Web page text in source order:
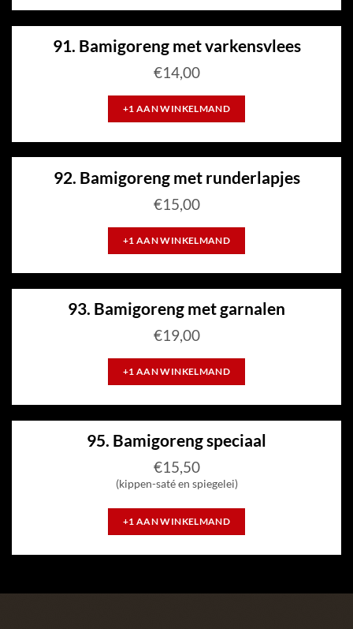
91. Bamigoreng met varkensvlees
€14,00
+1 AAN WINKELMAND
92. Bamigoreng met runderlapjes
€15,00
+1 AAN WINKELMAND
93. Bamigoreng met garnalen
€19,00
+1 AAN WINKELMAND
95. Bamigoreng speciaal
€15,50
(kippen-saté en spiegelei)
+1 AAN WINKELMAND